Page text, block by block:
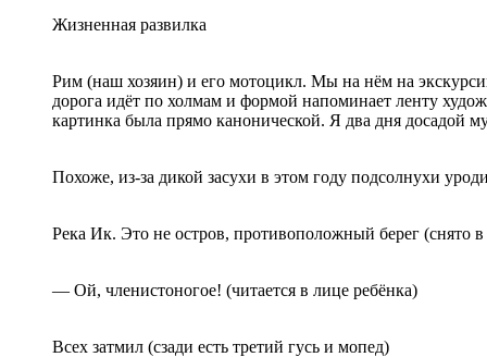
Жизненная развилка
Рим (наш хозяин) и его мотоцикл. Мы на нём на
дорога идёт по холмам и формой напоминает ленту
картинка была прямо канонической. Я два дня досадой
Похоже, из-за дикой засухи в этом году подсолнухи
Река Ик. Это не остров, противоположный берег (снято
— Ой, членистоногое! (читается в лице ребёнка)
Всех затмил (сзади есть третий гусь и мопед)